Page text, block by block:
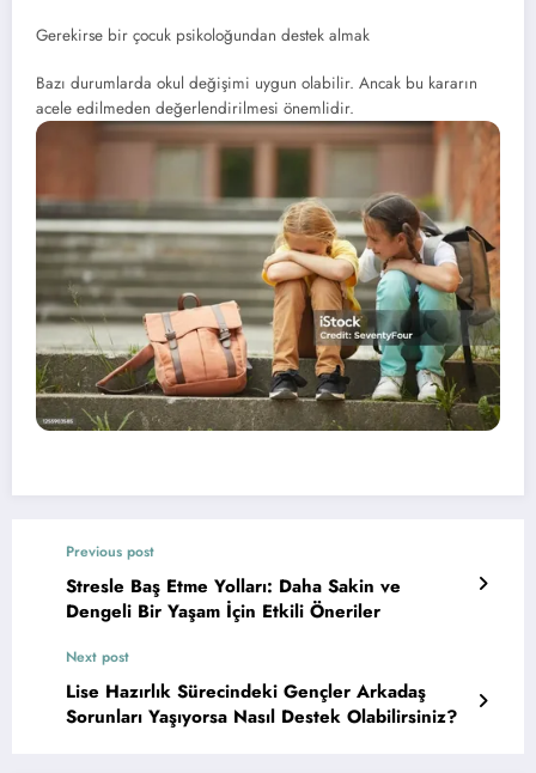
Gerekirse bir çocuk psikoloğundan destek almak
Bazı durumlarda okul değişimi uygun olabilir. Ancak bu kararın
acele edilmeden değerlendirilmesi önemlidir.
Previous post
Stresle Baş Etme Yolları: Daha Sakin ve
Dengeli Bir Yaşam İçin Etkili Öneriler
Next post
Lise Hazırlık Sürecindeki Gençler Arkadaş
Sorunları Yaşıyorsa Nasıl Destek Olabilirsiniz?